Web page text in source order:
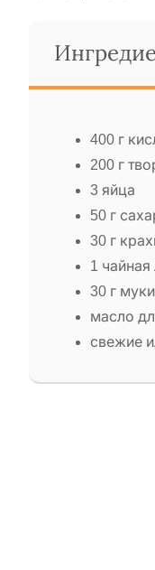
400 г
200 г
3 яйца
50 г
30 г
1
30 г муки
масло
свежие